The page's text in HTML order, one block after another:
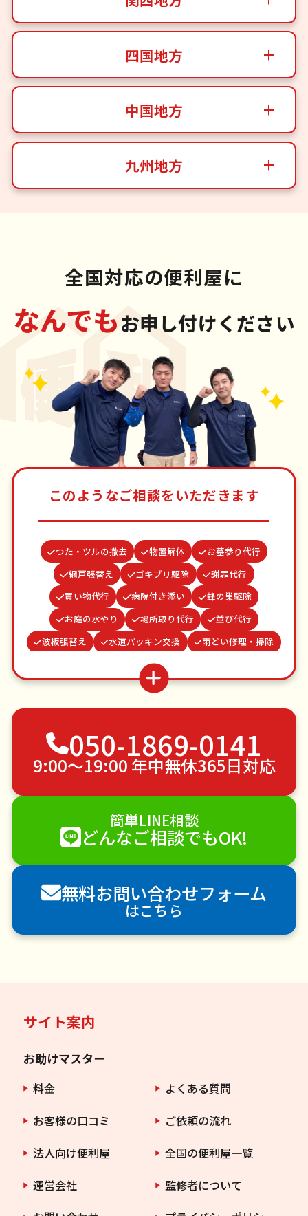
四国地方
中国地方
九州地方
全国対応の便利屋に
なんでもお申し付けください
このようなご相談をいただきます
つた・ツルの撤去 物置解体
お墓参り代行
網戸張替え
ゴキブリ駆除
謝罪代行
買い物代行
病院付き添い
蜂の巣駆除
お庭の水やり
場所取り代行
並び代行
波板張替え
水道パッキン交換
雨どい修理・掃除
カーテンレール取り付け
遺品整理・生前整理
クモの駆除
ベランダ掃除
結婚式代理出席
不用品回収
ゴミ屋敷片付け
植木の剪定
植木の伐採
手すり取り付け
ペットのお世話
エアコンクリーニング
DIY・日曜大工
ハウスクリーニング
雪かき・雪下ろし
電球交換
襖（ふすま）の張替え
空き家管理
各種代行
害獣駆除
防草シート施工
ナメクジ駆除
害虫駆除
050-1869-0141
9:00〜19:00 年中無休365日対応
簡単LINE相談
どんなご相談でもOK!
無料お問い合わせフォーム
はこちら
サイト案内
お助けマスター
料金
よくある質問
お客様の口コミ
ご依頼の流れ
法人向け便利屋
全国の便利屋一覧
運営会社
監修者について